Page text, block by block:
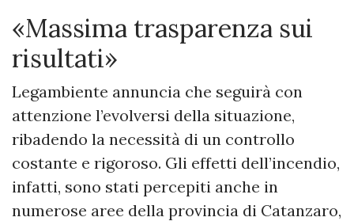
«Massima trasparenza sui
risultati»
Legambiente annuncia che seguirà con
attenzione l’evolversi della situazione,
ribadendo la necessità di un controllo
costante e rigoroso. Gli effetti dell’incendio,
infatti, sono stati percepiti anche in
numerose aree della provincia di Catanzaro,